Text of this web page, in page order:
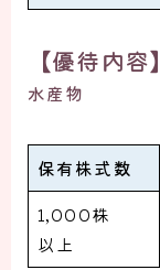
【優待内容】
水産物
保有株式数
1,000株
以上